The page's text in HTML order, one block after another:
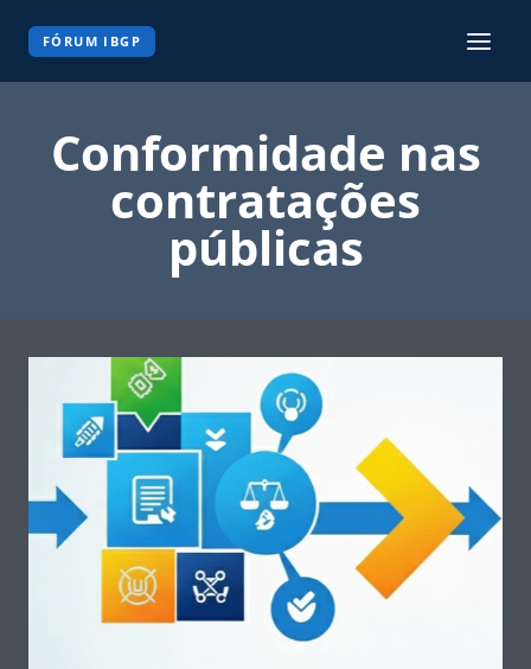
FÓRUM IBGP
Conformidade nas
contratações
públicas